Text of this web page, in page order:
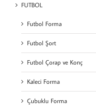
FUTBOL
Futbol Forma
Futbol Şort
Futbol Çorap ve Konç
Kaleci Forma
Çubuklu Forma